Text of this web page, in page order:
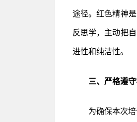
途径。红色精神
反思学，主动把
进性和纯洁性。
三、严格遵
为确保本次